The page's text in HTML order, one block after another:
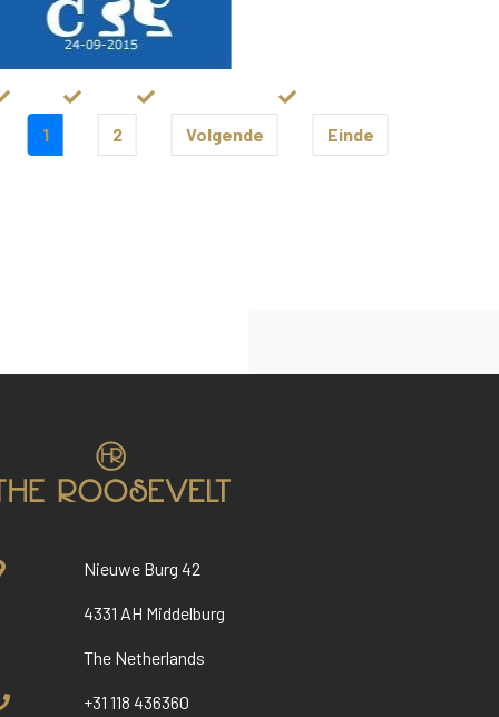
1 2 Volgende Einde
Nieuwe Burg 42
4331 AH Middelburg
The Netherlands
+31 118 436360